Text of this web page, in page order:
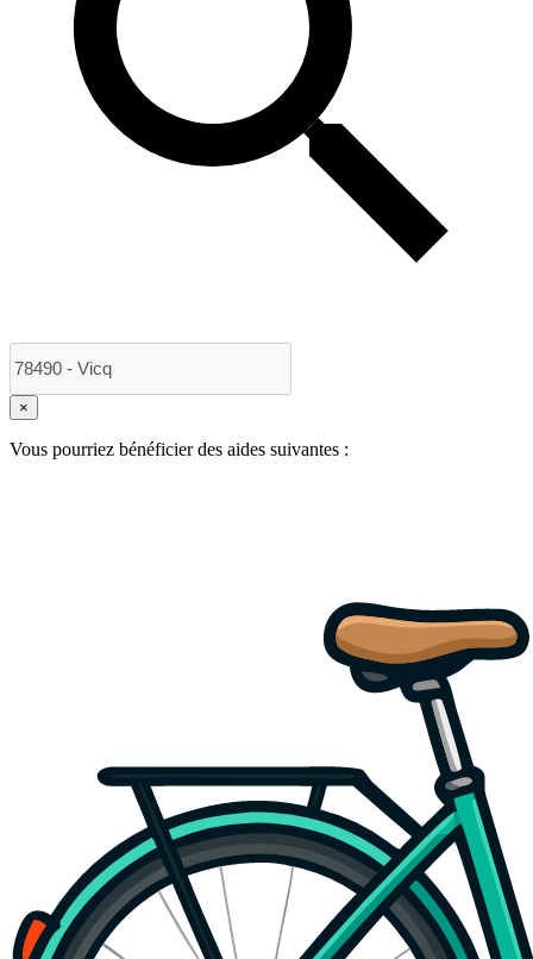
×
Vous pourriez bénéficier des aides suivantes :